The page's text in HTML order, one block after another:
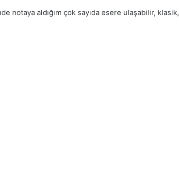
notaya aldığım çok sayıda esere ulaşabilir, klasik,